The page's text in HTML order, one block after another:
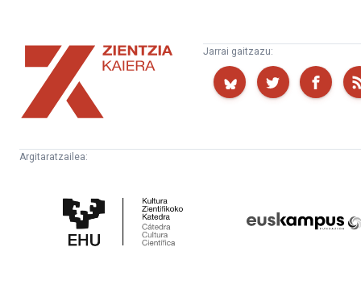
Zientzia
Kaiera
Jarrai gaitzazu:
Argitaratzailea:
Zientifikoko
Katedra